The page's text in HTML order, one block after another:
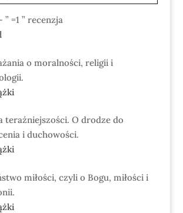
” =1 ” recenzja
o moralności, religii i
teraźniejszości. O drodze do
i duchowości.
miłości, czyli o Bogu, miłości i